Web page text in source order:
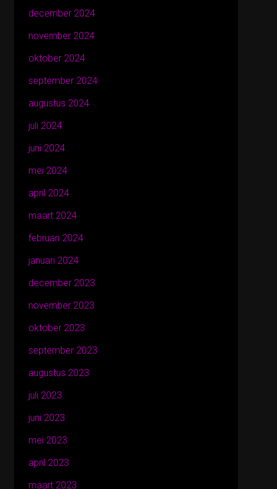
december 2024
november 2024
oktober 2024
september 2024
augustus 2024
juli 2024
juni 2024
mei 2024
april 2024
maart 2024
februari 2024
januari 2024
december 2023
november 2023
oktober 2023
september 2023
augustus 2023
juli 2023
juni 2023
mei 2023
april 2023
maart 2023